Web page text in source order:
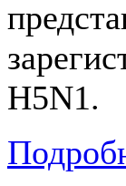
H5N1.